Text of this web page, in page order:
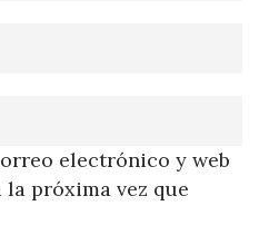
electrónico y web
la próxima vez que